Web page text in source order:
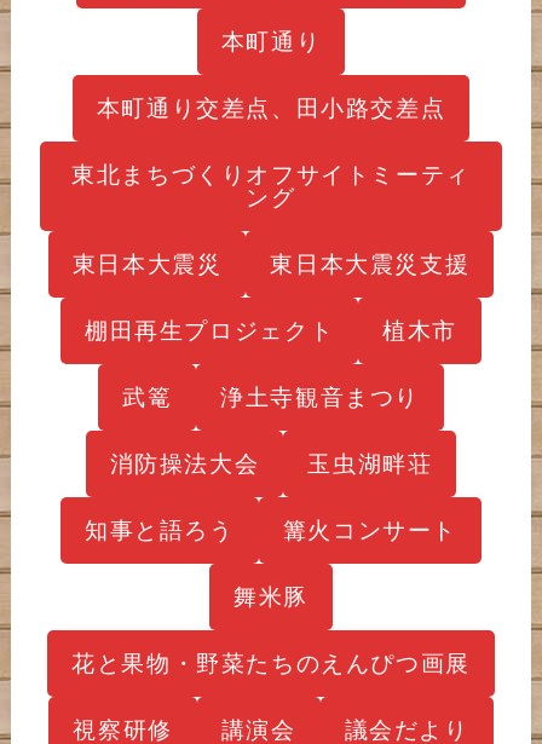
本町通り
本町通り交差点、田小路交差点
東北まちづくりオフサイトミーティ
ング
東日本大震災 東日本大震災支援
棚田再生プロジェクト 植木市
武篭 浄土寺観音まつり
消防操法大会 玉虫湖畔荘
知事と語ろう 篝火コンサート
舞米豚
花と果物・野菜たちのえんぴつ画展
視察研修 講演会 議会だより